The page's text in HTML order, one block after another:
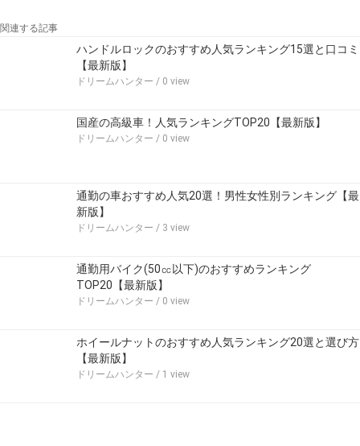
関連する記事
ハンドルロックのおすすめ人気ランキング15選と口コミ
【最新版】
ドリームハンター / 0 view
国産の高級車！人気ランキングTOP20【最新版】
ドリームハンター / 0 view
通勤の車おすすめ人気20選！男性女性別ランキング【最
新版】
ドリームハンター / 3 view
通勤用バイク(50㏄以下)のおすすめランキング
TOP20【最新版】
ドリームハンター / 0 view
ホイールナットのおすすめ人気ランキング20選と選び方
【最新版】
ドリームハンター / 1 view